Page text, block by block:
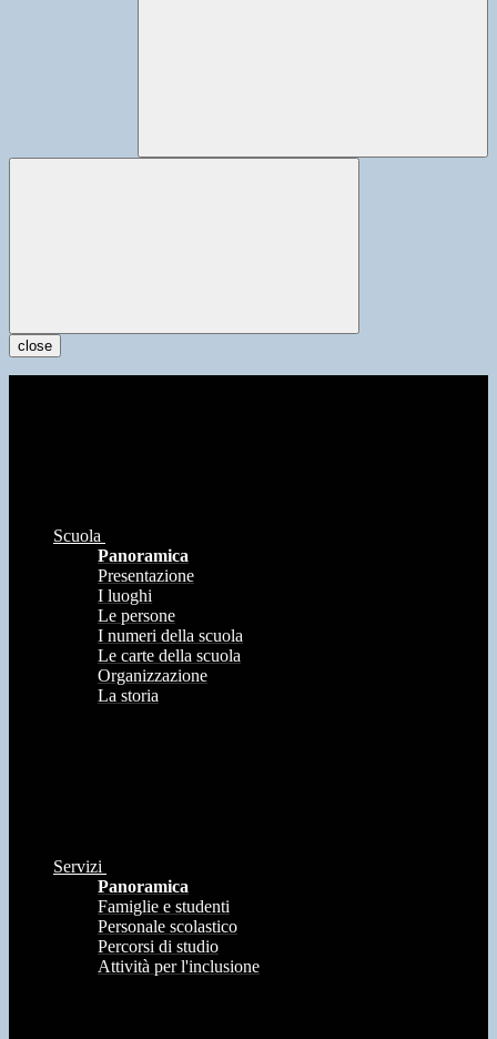
close
Scuola
Panoramica
Presentazione
I luoghi
Le persone
I numeri della scuola
Le carte della scuola
Organizzazione
La storia
Servizi
Panoramica
Famiglie e studenti
Personale scolastico
Percorsi di studio
Attività per l'inclusione